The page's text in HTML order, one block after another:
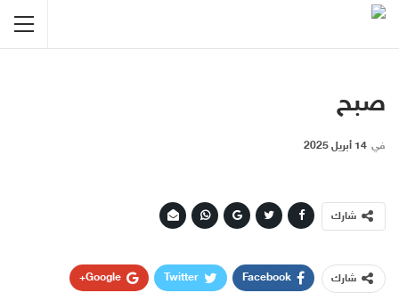
صبح
في 14 أبريل 2025
شارك
شارك Facebook
Twitter
Google+